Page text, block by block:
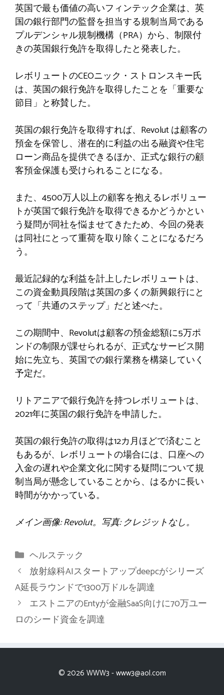
英国で最も価値の高いフィンテック企業は、英
国の銀行部門の監督を担当する規制当局である
プルデンシャル規制機構（PRA）から、制限付
きの英国銀行免許を取得したと発表した。
レボリュートのCEOニック・ストロンスキー氏
は、英国の銀行免許を取得したことを「重要な
節目」と称賛した。
英国の銀行免許を取得すれば、Revolut は顧客の
預金を保管し、潜在的に利益の出る融資や住宅
ローン商品を提供できるほか、正式な銀行の顧
客預金保護も受けられることになる。
また、4500万人以上の顧客を抱えるレボリュー
トが英国で銀行免許を取得できるかどうかとい
う疑問が同社を悩ませてきたため、今回の発表
は同社にとって重荷を取り除くことになるだろ
う。
最近記録的な利益を計上したレボリュートは、
この資金動員段階は英国の多くの新興銀行にと
って「共通のステップ」だと述べた。
この期間中、Revolutは顧客の預金総額に5万ポ
ンドの制限が課せられるが、正式なサービス開
始に先立ち、英国での銀行業務を構築していく
予定だ。
リトアニアで銀行免許を持つレボリュートは、
2021年に英国の銀行免許を申請した。
英国の銀行免許の取得は12カ月ほどで済むこと
もあるが、レボリュートの場合には、口座への
入金の遅れや企業文化に関する疑問について規
制当局が懸念していることから、はるかに長い
時間がかかっている。
メイン画像: Revolut。写真: クレジットなし。
カ
テ
ゴ
リ
ー
ヘルステック
放射線科AIスタートアップdeepcがシリーズ
A延長ラウンドで1300万ドルを調達
エストニアのEntyが金融SaaS向けに70万ユー
ロのシード資金を調達
© 2026 WWW3 -www3@aol.com